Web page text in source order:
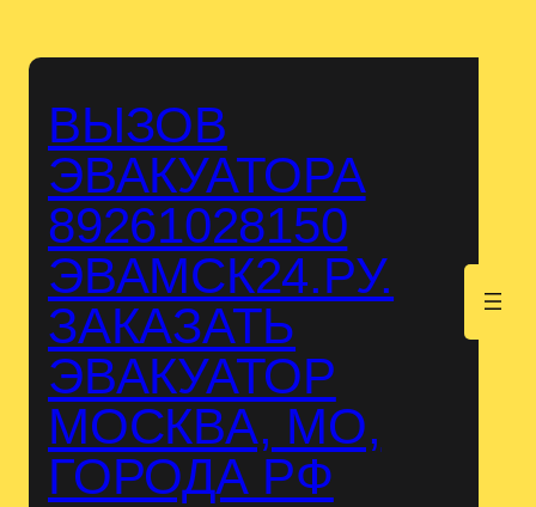
ВЫЗОВ
ЭВАКУАТОРА
89261028150
ЭВАМСК24.РУ.
ЗАКАЗАТЬ
ЭВАКУАТОР
МОСКВА, МО,
ГОРОДА РФ